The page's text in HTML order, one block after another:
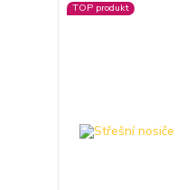
TOP produkt